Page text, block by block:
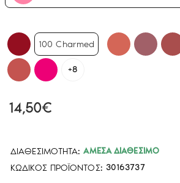
ΔΙΑΘΕΣΙΜΌΤΗΤΑ: ΆΜΕΣΑ ΔΙΑΘΈΣΙΜΟ
ΚΩΔΙΚΌΣ ΠΡΟΪΌΝΤΟΣ: 30163737
14,50€
100 Charmed
+8